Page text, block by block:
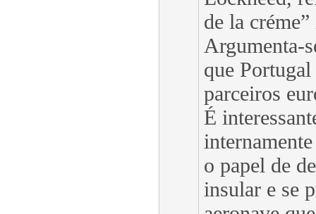
de la
Argumenta-
que
parceiros
É
o papel de
insular e se